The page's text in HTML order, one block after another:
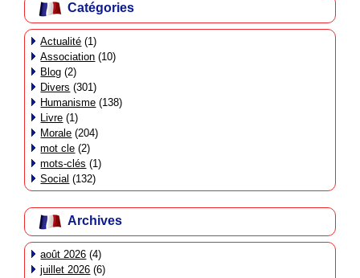
Catégories
Actualité (1)
Association (10)
Blog (2)
Divers (301)
Humanisme (138)
Livre (1)
Morale (204)
mot cle (2)
mots-clés (1)
Social (132)
Archives
août 2026 (4)
juillet 2026 (6)